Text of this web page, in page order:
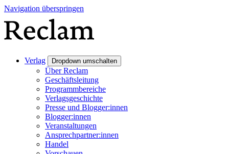
Navigation überspringen
Verlag Dropdown umschalten
Über Reclam
Geschäftsleitung
Programmbereiche
Verlagsgeschichte
Presse und Blogger:innen
Blogger:innen
Veranstaltungen
Ansprechpartner:innen
Handel